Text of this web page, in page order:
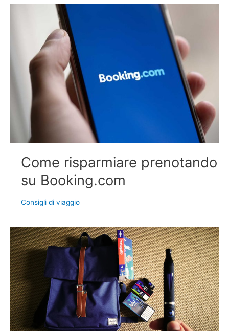
Come risparmiare prenotando
su Booking.com
Consigli di viaggio